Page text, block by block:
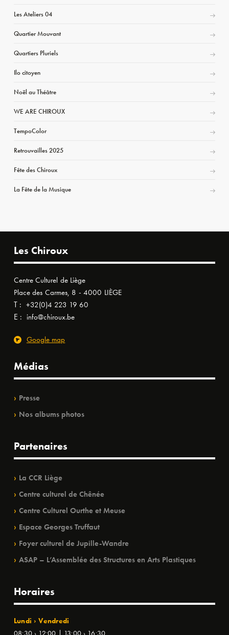
Les Ateliers 04
Quartier Mouvant
Quartiers Pluriels
Ilo citoyen
Noël au Théâtre
WE ARE CHIROUX
TempoColor
Retrouvailles 2025
Fête des Chiroux
La Fête de la Musique
Les Chiroux
Centre Culturel de Liège
Place des Carmes, 8 - 4000 LIÈGE
T : +32(0)4 223 19 60
E : info@chiroux.be
Google map
Médias
Presse
Nos albums photos
Partenaires
La CCR Liège
Centre culturel de Chênée
Centre Culturel Ourthe et Meuse
Espace Georges Truffaut
Foyer culturel de Jupille-Wandre
ASAP – L’Assemblée des Structures en Arts Plastiques
Horaires
Lundi › Vendredi
08:30 › 12:00 | 13:00 › 16:30